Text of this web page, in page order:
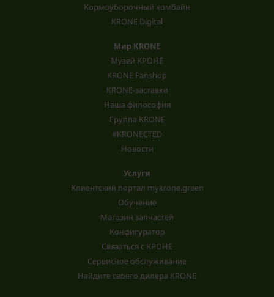
Кормоуборочный комбайн
KRONE Digital
Мир KRONE
Музей КРОНЕ
KRONE Fanshop
KRONE-заставки
Наша философия
Группа KRONE
#KRONECTED
Новости
Услуги
Клиентский портал mykrone.green
Обучение
Магазин запчастей
Конфигуратор
Связаться с КРОНЕ
Сервисное обслуживание
Найдите своего дилера KRONE